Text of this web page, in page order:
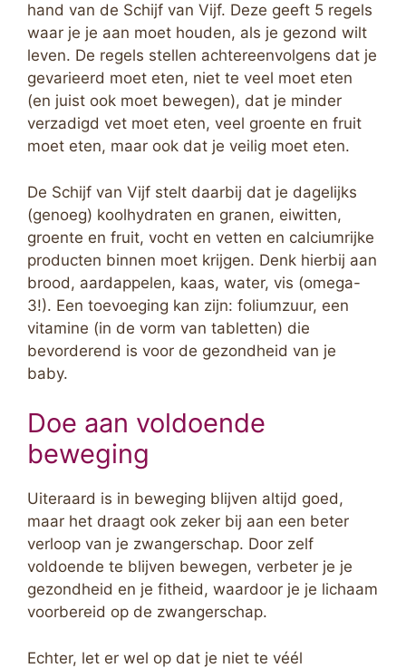
hand van de Schijf van Vijf. Deze geeft 5 regels
waar je je aan moet houden, als je gezond wilt
leven. De regels stellen achtereenvolgens dat je
gevarieerd moet eten, niet te veel moet eten
(en juist ook moet bewegen), dat je minder
verzadigd vet moet eten, veel groente en fruit
moet eten, maar ook dat je veilig moet eten.
De Schijf van Vijf stelt daarbij dat je dagelijks
(genoeg) koolhydraten en granen, eiwitten,
groente en fruit, vocht en vetten en calciumrijke
producten binnen moet krijgen. Denk hierbij aan
brood, aardappelen, kaas, water, vis (omega-
3!). Een toevoeging kan zijn: foliumzuur, een
vitamine (in de vorm van tabletten) die
bevorderend is voor de gezondheid van je
baby.
Doe aan voldoende
beweging
Uiteraard is in beweging blijven altijd goed,
maar het draagt ook zeker bij aan een beter
verloop van je zwangerschap. Door zelf
voldoende te blijven bewegen, verbeter je je
gezondheid en je fitheid, waardoor je je lichaam
voorbereid op de zwangerschap.
Echter, let er wel op dat je niet te véél